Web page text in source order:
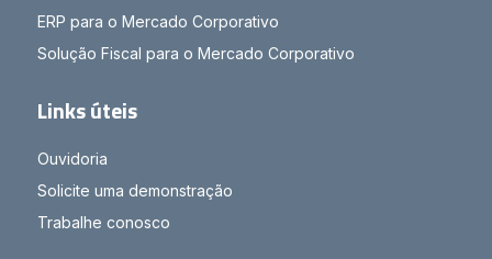
ERP para o Mercado Corporativo
Solução Fiscal para o Mercado Corporativo
Links úteis
Ouvidoria
Solicite uma demonstração
Trabalhe conosco